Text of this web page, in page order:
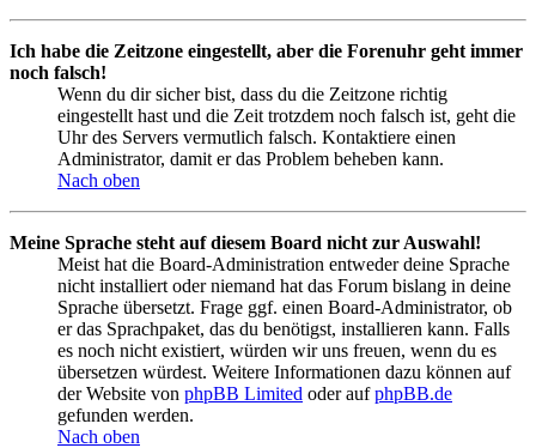
Ich habe die Zeitzone eingestellt, aber die Forenuhr geht immer
noch falsch!
Wenn du dir sicher bist, dass du die Zeitzone richtig
eingestellt hast und die Zeit trotzdem noch falsch ist, geht die
Uhr des Servers vermutlich falsch. Kontaktiere einen
Administrator, damit er das Problem beheben kann.
Nach oben
Meine Sprache steht auf diesem Board nicht zur Auswahl!
Meist hat die Board-Administration entweder deine Sprache
nicht installiert oder niemand hat das Forum bislang in deine
Sprache übersetzt. Frage ggf. einen Board-Administrator, ob
er das Sprachpaket, das du benötigst, installieren kann. Falls
es noch nicht existiert, würden wir uns freuen, wenn du es
übersetzen würdest. Weitere Informationen dazu können auf
der Website von phpBB Limited oder aufphpBB.de
gefunden werden.
Nach oben